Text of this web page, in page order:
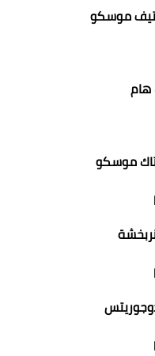
موسكو
موسكو